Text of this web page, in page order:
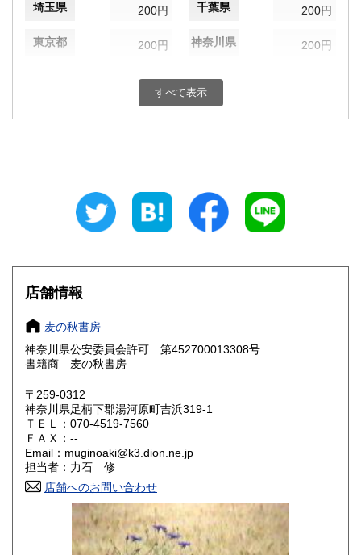
埼玉県 200円 千葉県 200円
東京都 200円 神奈川県 200円
200円 富山県
200円 三重県
大阪府
奈良県
鳥取県 200円 島根県
岡山県
山口県 200円
香川県
高知県 200円
200円 長崎県
すべて表示
店舗情報
麦の秋書房
神奈川県公安委員会許可 第452700013308号
書籍商 麦の秋書房
〒259-0312
神奈川県足柄下郡湯河原町吉浜319-1
ＴＥＬ：070-4519-7560
ＦＡＸ：--
Email：muginoaki@k3.dion.ne.jp
担当者：力石 修
店舗へのお問い合わせ